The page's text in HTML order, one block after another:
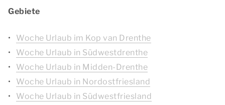
Gebiete
Woche Urlaub im Kop van Drenthe
Woche Urlaub in Südwestdrenthe
Woche Urlaub in Midden-Drenthe
Woche Urlaub in Nordostfriesland
Woche Urlaub in Südwestfriesland